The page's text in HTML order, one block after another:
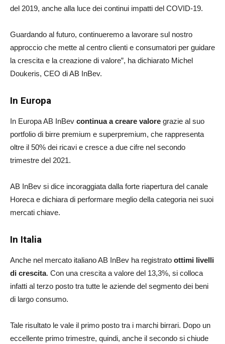
del 2019, anche alla luce dei continui impatti del COVID-19.
Guardando al futuro, continueremo a lavorare sul nostro
approccio che mette al centro clienti e consumatori per guidare
la crescita e la creazione di valore”, ha dichiarato Michel
Doukeris, CEO di AB InBev.
In Europa
In Europa AB InBev continua a creare valore grazie al suo
portfolio di birre premium e superpremium, che rappresenta
oltre il 50% dei ricavi e cresce a due cifre nel secondo
trimestre del 2021.
AB InBev si dice incoraggiata dalla forte riapertura del canale
Horeca e dichiara di performare meglio della categoria nei suoi
mercati chiave.
In Italia
Anche nel mercato italiano AB InBev ha registrato ottimi livelli
di crescita. Con una crescita a valore del 13,3%, si colloca
infatti al terzo posto tra tutte le aziende del segmento dei beni
di largo consumo.
Tale risultato le vale il primo posto tra i marchi birrari. Dopo un
eccellente primo trimestre, quindi, anche il secondo si chiude